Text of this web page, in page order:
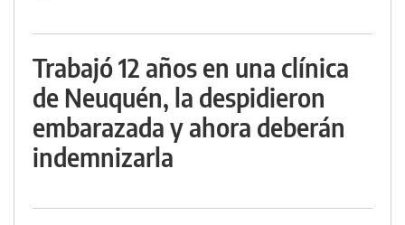
Trabajó 12 años en una clínica
de Neuquén, la despidieron
embarazada y ahora deberán
indemnizarla